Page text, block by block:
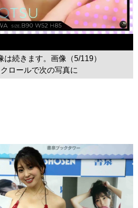
は続きます。画像（5/119）
ロールで次の写真に